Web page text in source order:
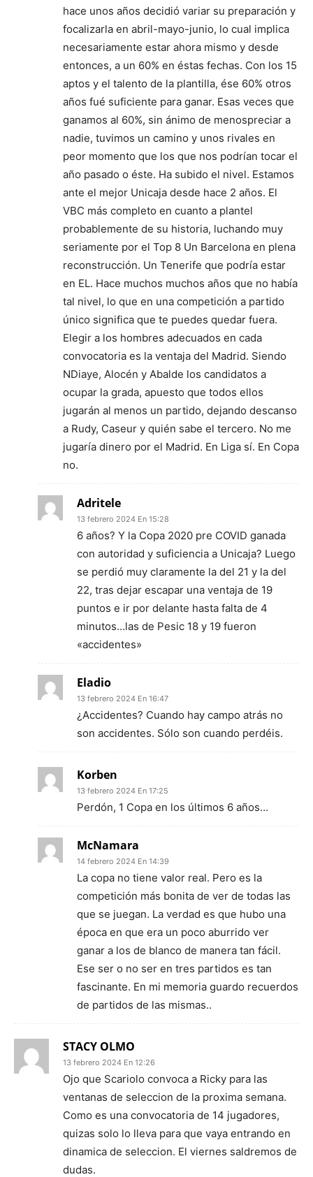
hace unos años decidió variar su preparación y
focalizarla en abril-mayo-junio, lo cual implica
necesariamente estar ahora mismo y desde
entonces, a un 60% en éstas fechas. Con los 15
aptos y el talento de la plantilla, ése 60% otros
años fué suficiente para ganar. Esas veces que
ganamos al 60%, sin ánimo de menospreciar a
nadie, tuvimos un camino y unos rivales en
peor momento que los que nos podrían tocar el
año pasado o éste. Ha subido el nivel. Estamos
ante el mejor Unicaja desde hace 2 años. El
VBC más completo en cuanto a plantel
probablemente de su historia, luchando muy
seriamente por el Top 8 Un Barcelona en plena
reconstrucción. Un Tenerife que podría estar
en EL. Hace muchos muchos años que no había
tal nivel, lo que en una competición a partido
único significa que te puedes quedar fuera.
Elegir a los hombres adecuados en cada
convocatoria es la ventaja del Madrid. Siendo
NDiaye, Alocén y Abalde los candidatos a
ocupar la grada, apuesto que todos ellos
jugarán al menos un partido, dejando descanso
a Rudy, Caseur y quién sabe el tercero. No me
jugaría dinero por el Madrid. En Liga sí. En Copa
no.
Adritele
13 febrero 2024 En 15:28
6 años? Y la Copa 2020 pre COVID ganada
con autoridad y suficiencia a Unicaja? Luego
se perdió muy claramente la del 21 y la del
22, tras dejar escapar una ventaja de 19
puntos e ir por delante hasta falta de 4
minutos…las de Pesic 18 y 19 fueron
«accidentes»
Eladio
13 febrero 2024 En 16:47
¿Accidentes? Cuando hay campo atrás no
son accidentes. Sólo son cuando perdéis.
Korben
13 febrero 2024 En 17:25
Perdón, 1 Copa en los últimos 6 años…
McNamara
14 febrero 2024 En 14:39
La copa no tiene valor real. Pero es la
competición más bonita de ver de todas las
que se juegan. La verdad es que hubo una
época en que era un poco aburrido ver
ganar a los de blanco de manera tan fácil.
Ese ser o no ser en tres partidos es tan
fascinante. En mi memoria guardo recuerdos
de partidos de las mismas..
STACY OLMO
13 febrero 2024 En 12:26
Ojo que Scariolo convoca a Ricky para las
ventanas de seleccion de la proxima semana.
Como es una convocatoria de 14 jugadores,
quizas solo lo lleva para que vaya entrando en
dinamica de seleccion. El viernes saldremos de
dudas.